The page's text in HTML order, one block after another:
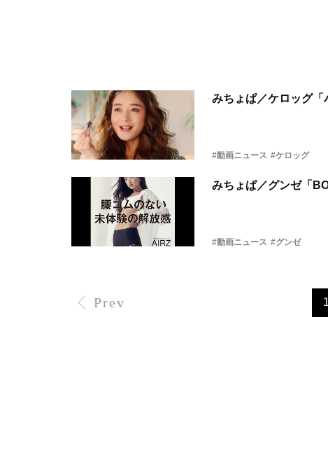
みちょぱ／ケロッグ「
#動画ニュース #ケロッグ
みちょぱ／グンゼ「
#動画ニュース #グンゼ
Prev 1